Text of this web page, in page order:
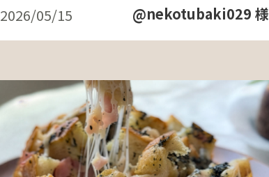
2026/05/15 @nekotubaki029 様